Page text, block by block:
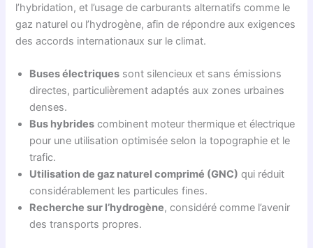
l’hybridation, et l’usage de carburants alternatifs comme le
gaz naturel ou l’hydrogène, afin de répondre aux exigences
des accords internationaux sur le climat.
Buses électriques sont silencieux et sans émissions
directes, particulièrement adaptés aux zones urbaines
denses.
Bus hybrides combinent moteur thermique et électrique
pour une utilisation optimisée selon la topographie et le
trafic.
Utilisation de gaz naturel comprimé (GNC) qui réduit
considérablement les particules fines.
Recherche sur l’hydrogène, considéré comme l’avenir
des transports propres.